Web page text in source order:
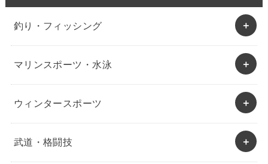
釣り・フィッシング
マリンスポーツ・水泳
ウィンタースポーツ
武道・格闘技